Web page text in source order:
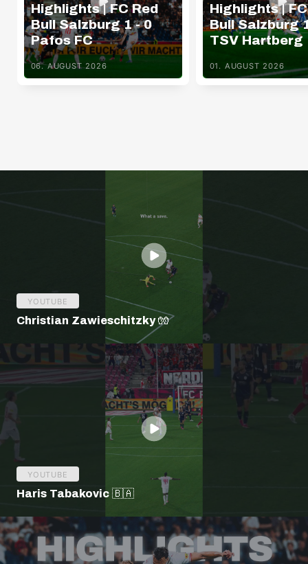
Highlights | FC Red
Bull Salzburg 1 - 0
Pafos FC
06. AUGUST 2026
Highlights |
Bull Salzburg
TSV Hartberg
01. AUGUST 2026
YOUTUBE
Christian Zawieschitzky 🧤
YOUTUBE
Haris Tabakovic 🇧🇦